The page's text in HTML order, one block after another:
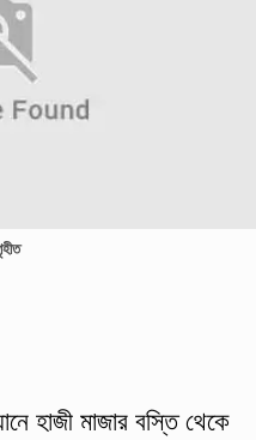
হাজী মাজার বস্তি থেকে